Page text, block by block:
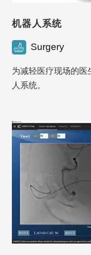
机器人系统
Surgery
为减轻医疗现场的医
人系统。